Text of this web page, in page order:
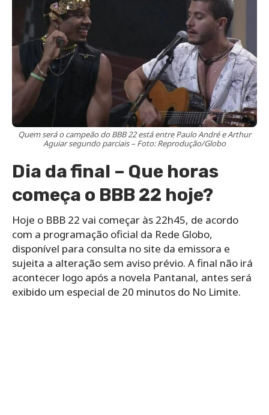
Quem será o campeão do BBB 22 está entre Paulo André e Arthur
Aguiar segundo parciais – Foto: Reprodução/Globo
Dia da final – Que horas
começa o BBB 22 hoje?
Hoje o BBB 22 vai começar às 22h45, de acordo
com a programação oficial da Rede Globo,
disponível para consulta no site da emissora e
sujeita a alteração sem aviso prévio. A final não irá
acontecer logo após a novela Pantanal, antes será
exibido um especial de 20 minutos do No Limite.